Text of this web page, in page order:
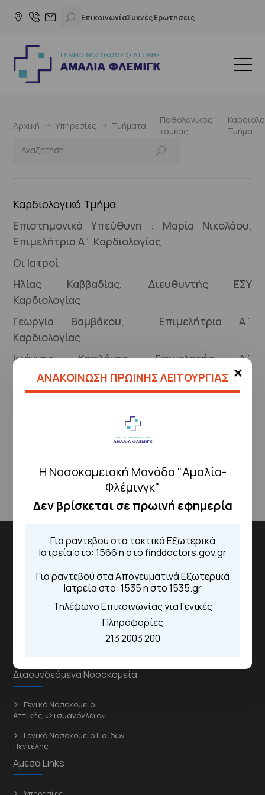
ΕπικοινωνίαΣυχνές Ερωτήσεις
×
ΑΝΑΚΟΙΝΩΣΗ ΠΡΩΙΝΗΣ ΛΕΙΤΟΥΡΓΙΑΣ
Η Νοσοκομειακή Μονάδα "Αμαλία-
Φλέμινγκ"
Δεν βρίσκεται σε πρωινή εφημερία
Για ραντεβού στα τακτικά Εξωτερικά
Ιατρεία στο: 1566 η στο finddoctors.gov.gr
Για ραντεβού στα Απογευματινά Εξωτερικά
Ιατρεία στο: 1535 η στο 1535.gr
Τηλέφωνο Επικοινωνίας για Γενικές
Πληροφορίες
213 2003 200
Αρχική Υπηρεσίες Τμήματα
Παθολογικός
τομέας
Τμήμα
Καρδιολογικό Τμήμα
Επιστημονικά Υπεύθυνη : Μαρία Νικολάου,
Επιμελήτρια Α΄ Καρδιολογίας
Οι Ιατροί
Ηλίας Καββαδίας, Διευθυντής ΕΣΥ
Καρδιολογίας
Γεωργία Βαμβάκου, Επιμελήτρια Α΄
Καρδιολογίας
Ιωάννης Καπλάνης, Επιμελητής Α΄
Καρδιολογίας
Αρκαδία Κωνσταντοπούλου, Επιμελήτρια Α΄
Νοσοκομειακή Μονάδα "Αμαλία Φλέμιγκ"
Το νοσοκομείο αποτελεί έναν δυναμικό και ουσιαστικό
πυλώνα του Εθνικού Συστήματος Υγείας, παρέχοντας
ολοκληρωμένες υπηρεσίες πρωτοβάθμιας και
δευτεροβάθμιας περίθαλψης.
Διασυνδεόμενα Νοσοκομεία
Γενικό Νοσοκομείο
Αττικής «Σισμανόγλειο»
Γενικό Νοσοκομείο Παίδων
Πεντέλης
Άμεσα Links